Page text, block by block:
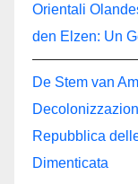
Orientali
den Elzen: Un
De Stem van
Repubblica
Dimenticata